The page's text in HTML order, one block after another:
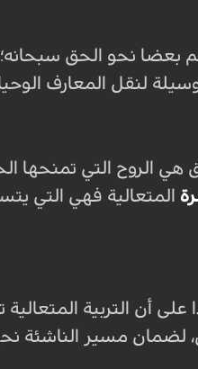
بعضا نحو الحق
لنقل المعارف
الروح التي تمنحها
المتعالية فهي التي
على أن التربية
لضمان مسير الناشئة